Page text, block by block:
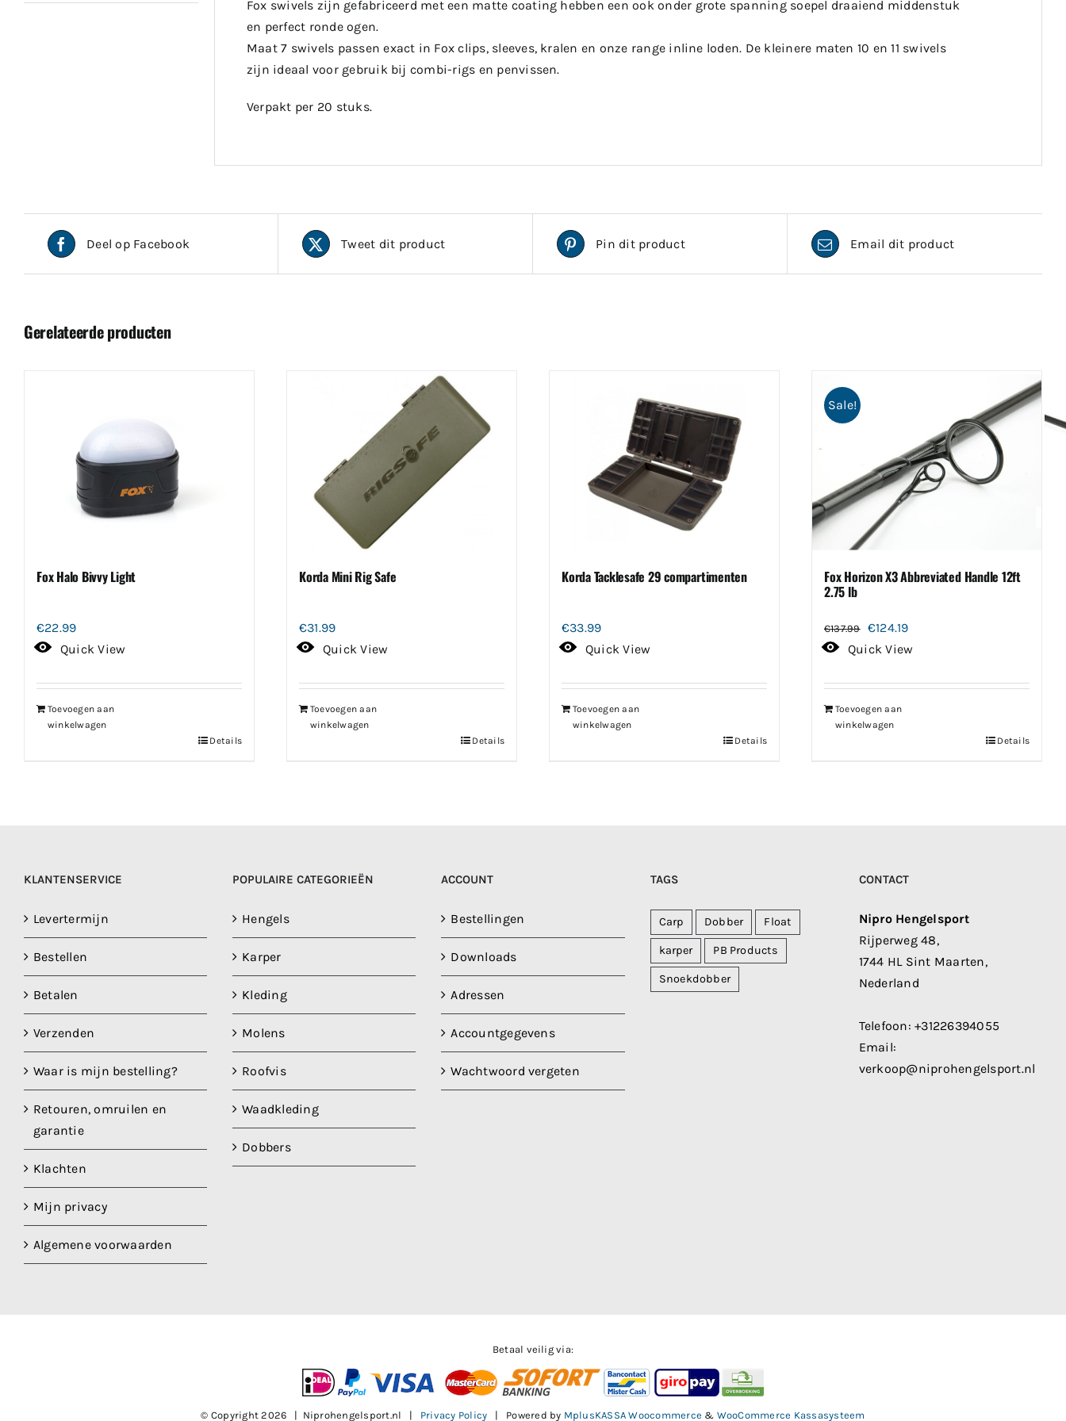
Fox swivels zijn gefabriceerd met een matte coating hebben een ook onder grote spanning soepel draaiend middenstuk
en perfect ronde ogen.
Maat 7 swivels passen exact in Fox clips, sleeves, kralen en onze range inline loden. De kleinere maten 10 en 11 swivels
zijn ideaal voor gebruik bij combi-rigs en penvissen.
Verpakt per 20 stuks.
Deel op Facebook Tweet dit product Pin dit product Email dit product
Gerelateerde producten
Fox Halo Bivvy Light
€22.99
Quick View
Toevoegen aan
winkelwagen
Details
Korda Mini Rig Safe
€31.99
Quick View
Toevoegen aan
winkelwagen
Details
Korda Tacklesafe 29 compartimenten
€33.99
Quick View
Toevoegen aan
winkelwagen
Details
Sale!
Fox Horizon X3 Abbreviated Handle 12ft
2.75 lb
€137.99
Oorspronkelijke
prijs
€137.99.
€124.19Huidige
prijs
€124.19.
Quick View
Toevoegen aan
winkelwagen
Details
KLANTENSERVICE
Levertermijn
Bestellen
Betalen
Verzenden
Waar is mijn bestelling?
Retouren, omruilen en
garantie
Klachten
Mijn privacy
Algemene voorwaarden
POPULAIRE CATEGORIEËN
Hengels
Karper
Kleding
Molens
Roofvis
Waadkleding
Dobbers
ACCOUNT
Bestellingen
Downloads
Adressen
Accountgegevens
Wachtwoord vergeten
TAGS
Carp Dobber Float
karper PB Products
Snoekdobber
CONTACT
Nipro Hengelsport
Rijperweg 48,
1744 HL Sint Maarten,
Nederland
Telefoon:+31226394055
Email:
verkoop@niprohengelsport.nl
Betaal veilig via:
© Copyright2026 | Niprohengelsport.nl | Privacy Policy | Powered by MplusKASSA Woocommerce & WooCommerce Kassasysteem